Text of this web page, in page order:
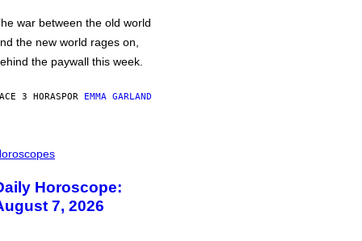
war between the old world
the new world rages on,
the paywall this week.
3 HORASPOR EMMA GARLAND
Horoscope:
7, 2026